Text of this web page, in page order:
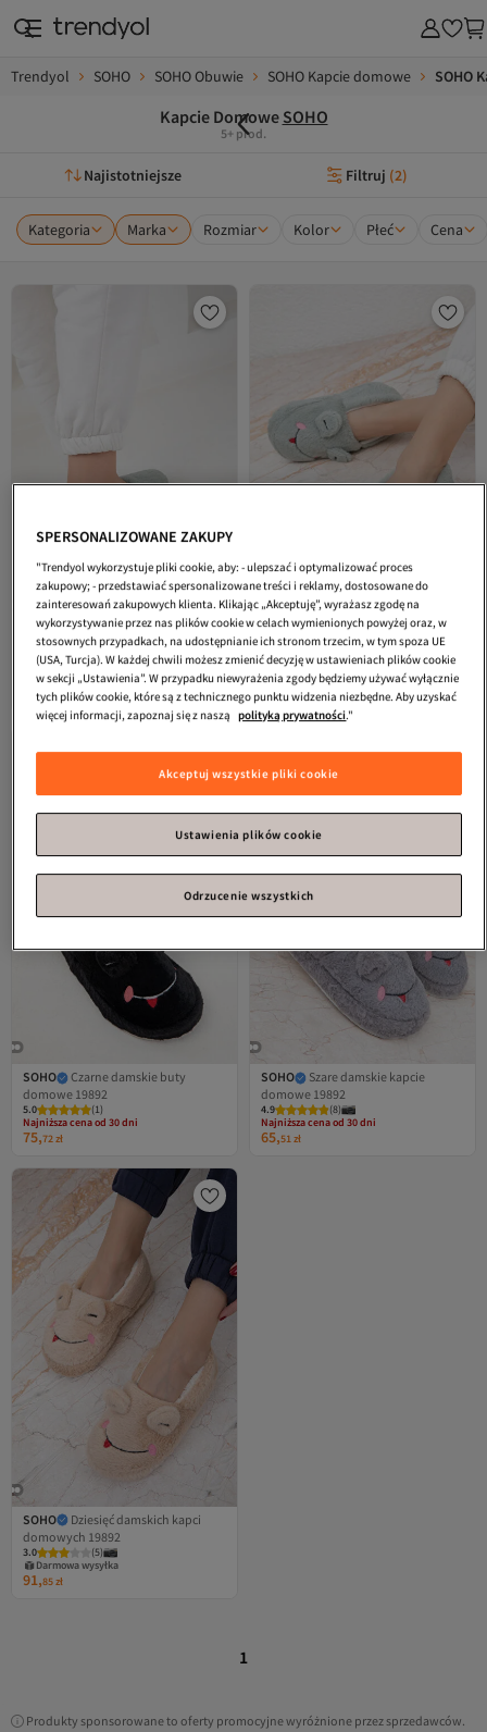
Trendyol SOHO SOHO Obuwie SOHO Kapcie domowe SOHO
Kapcie Domowe SOHO
5+ prod.
Najistotniejsze Filtruj (2)
Kategoria Marka Rozmiar Kolor Płeć Cena
SOHO
Zielone damskie kapcie
domowe 19891
Najniższa cena od 30 dni
Darmowa wysyłka
Najniższa cena od 30 dni
69,45zł
SOHO
Zielone damskie kapcie
domowe 19892
5.0 (4)
Najniższa cena od 30 dni
Darmowa wysyłka
Najniższa cena od 30 dni
74,55 zł
SOHO
Czarne damskie buty
domowe 19892
5.0 (1)
Najniższa cena od 30 dni
Darmowa wysyłka
Najniższa cena od 30 dni
75,72zł
SOHO
Szare damskie kapcie
domowe 19892
4.9 (8)
Najniższa cena od 30 dni
Darmowa wysyłka
Najniższa cena od 30 dni
65,51zł
SOHO
Dziesięć damskich kapci
domowych 19892
3.0 (5)
Darmowa wysyłka
91,85zł
1
Produkty sponsorowane to oferty promocyjne wyróżnione przez sprzedawców.
SPERSONALIZOWANE ZAKUPY
"Trendyol wykorzystuje pliki cookie, aby: - ulepszać i optymalizować proces
zakupowy; - przedstawiać spersonalizowane treści i reklamy, dostosowane do
zainteresowań zakupowych klienta. Klikając „Akceptuję”, wyrażasz zgodę na
wykorzystywanie przez nas plików cookie w celach wymienionych powyżej oraz, w
stosownych przypadkach, na udostępnianie ich stronom trzecim, w tym spoza UE
(USA, Turcja). W każdej chwili możesz zmienić decyzję w ustawieniach plików cookie
w sekcji „Ustawienia”. W przypadku niewyrażenia zgody będziemy używać wyłącznie
tych plików cookie, które są z technicznego punktu widzenia niezbędne. Aby uzyskać
więcej informacji, zapoznaj się z naszą
polityką prywatności."
Akceptuj wszystkie pliki cookie
Ustawienia plików cookie
Odrzucenie wszystkich